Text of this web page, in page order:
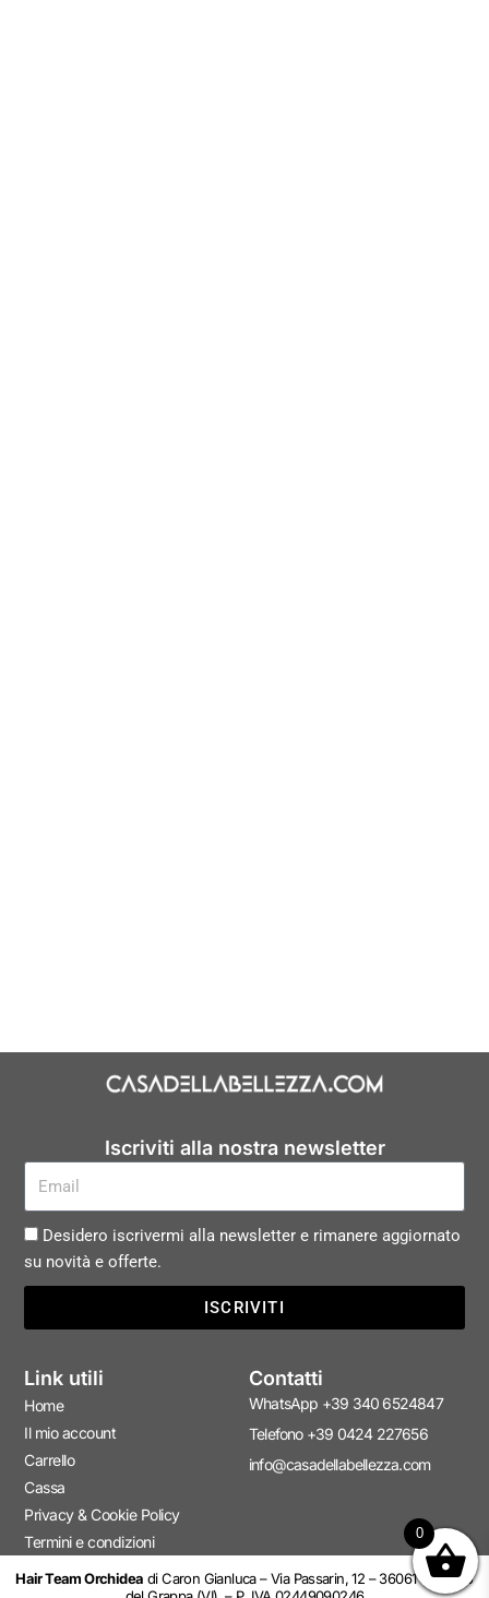
Link utili
Home
Il mio account
Carrello
Cassa
Privacy & Cookie Policy
Termini e condizioni
Contatti
WhatsApp +39 340 6524847
Telefono +39 0424 227656
info@casadellabellezza.com
Iscriviti alla nostra newsletter
Desidero iscrivermi alla newsletter e rimanere aggiornato
su novità e offerte.
ISCRIVITI
Hair Team Orchidea di Caron Gianluca – Via Passarin, 12 – 36061 Bassano
0